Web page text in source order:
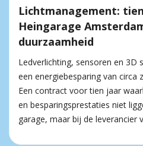
Lichtmanagement:
Heingarage
duurzaamheid
Ledverlichting, sensoren en 3D
een energiebesparing van circa
Een contract voor tien jaar
en besparingsprestaties niet
garage, maar bij de leverancier